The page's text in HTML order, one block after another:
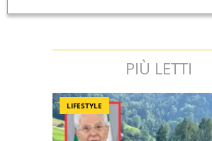
PIÙ LETTI
LIFESTYLE